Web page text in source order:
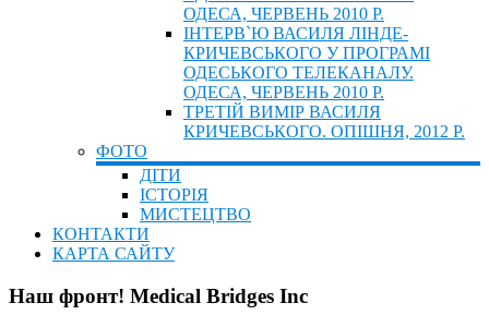
ОДЕСА, ЧЕРВЕНЬ 2010 Р.
ІНТЕРВ`Ю ВАСИЛЯ ЛІНДЕ-
КРИЧЕВСЬКОГО У ПРОГРАМІ
ОДЕСЬКОГО ТЕЛЕКАНАЛУ.
ОДЕСА, ЧЕРВЕНЬ 2010 Р.
ТРЕТІЙ ВИМІР ВАСИЛЯ
КРИЧЕВСЬКОГО. ОПІШНЯ, 2012 Р.
ФОТО
ДІТИ
ІСТОРІЯ
МИСТЕЦТВО
КОНТАКТИ
КАРТА САЙТУ
Наш фронт! Medical Bridges Inc